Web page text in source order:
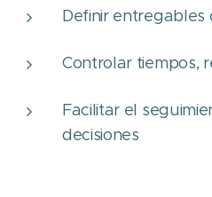
Definir entregables
Controlar tiempos,
Facilitar el
decisiones